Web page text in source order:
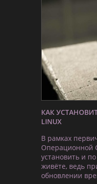
КАК
LINUX
В рамках
Операционной
установить и
живёте, ведь
обновлении